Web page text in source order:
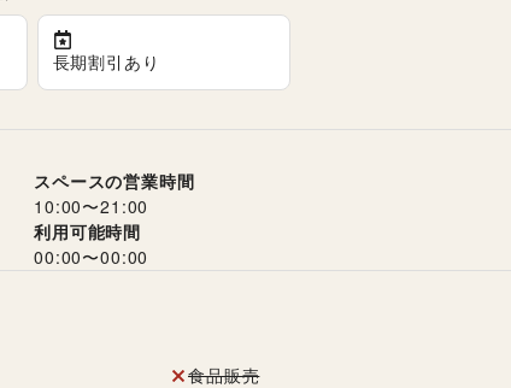
長期割引あり
スペースの営業時間
10:00〜21:00
利用可能時間
00:00〜00:00
食品販売